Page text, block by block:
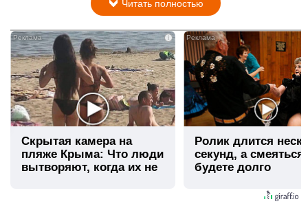
Читать полностью
i
Скрытая камера на
пляже Крыма: Что люди
вытворяют, когда их не
Ролик длится
секунд, а
будете долго